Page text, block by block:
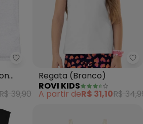
Quimby - Regata Básica
39,90
Regata (Branco)
ROVI KIDS
A partir deR$ 31,10R$